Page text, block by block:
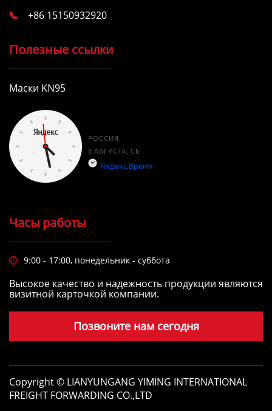
 +86 15150932920
Полезные ссылки
Маски KN95
Часы работы
 9:00 - 17:00, понедельник - суббота
Высокое качество и надежность продукции являются
визитной карточкой компании.
Позвоните нам сегодня
Copyright © LIANYUNGANG YIMING INTERNATIONAL
FREIGHT FORWARDING CO.,LTD